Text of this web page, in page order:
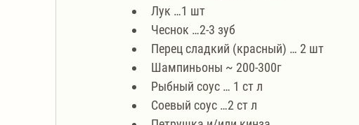
Лук …1 шт
Чеснок …2-3 зуб
Перец сладкий (красный) … 2 шт
Шампиньоны ~ 200-300г
Рыбный соус … 1 ст л
Соевый соус …2 ст л